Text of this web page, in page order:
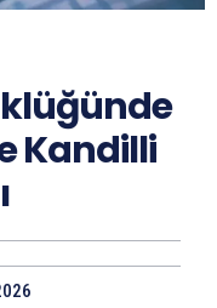
Kandilli